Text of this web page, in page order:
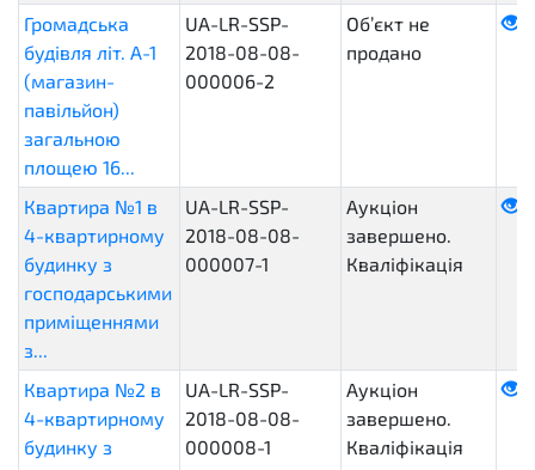
Громадська
будівля літ. А-1
(магазин-
павільйон)
загальною
площею 16...
UA-LR-SSP-
2018-08-08-
000006-2
Об’єкт не
продано
Квартира №1 в
4-квартирному
будинку з
господарськими
приміщеннями
з...
UA-LR-SSP-
2018-08-08-
000007-1
Аукціон
завершено.
Кваліфікація
Квартира №2 в
4-квартирному
будинку з
UA-LR-SSP-
2018-08-08-
000008-1
Аукціон
завершено.
Кваліфікація